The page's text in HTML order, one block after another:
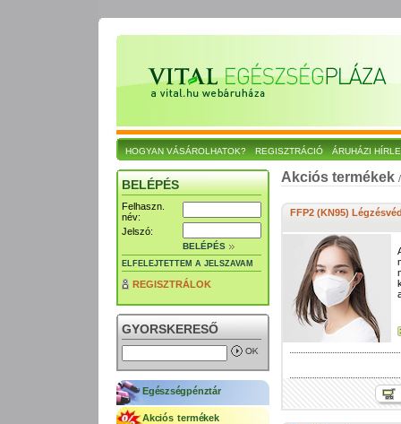
HOGYAN VÁSÁROLHATOK? REGISZTRÁCIÓ ÁRUHÁZI
BELÉPÉS
Felhaszn.
név:
Jelszó:
BELÉPÉS
ELFELEJTETTEM A JELSZAVAM
REGISZTRÁLOK
GYORSKERESŐ
Egészségpénztár
Akciós termékek
Akciós termékek
FFP2 (KN95)